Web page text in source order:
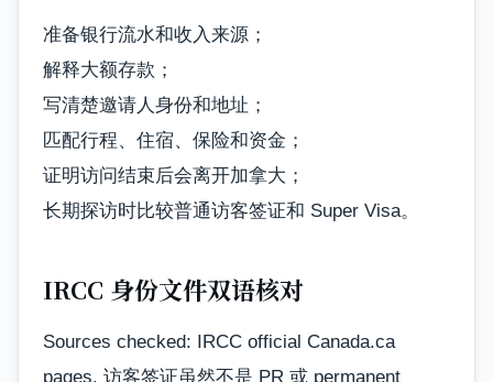
准备银行流水和收入来源；
解释大额存款；
写清楚邀请人身份和地址；
匹配行程、住宿、保险和资金；
证明访问结束后会离开加拿大；
长期探访时比较普通访客签证和 Super Visa。
IRCC 身份文件双语核对
Sources checked: IRCC official Canada.ca
pages. 访客签证虽然不是 PR 或 permanent